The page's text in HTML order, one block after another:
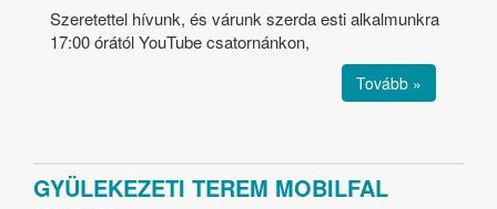
Szeretettel hívunk, és várunk szerda esti alkalmunkra
17:00 órától YouTube csatornánkon,
Tovább »
GYÜLEKEZETI TEREM MOBILFAL